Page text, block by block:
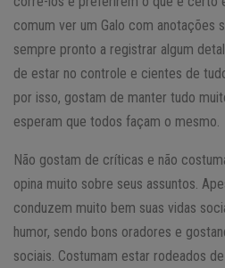
comum ver um Galo com anotações
sempre pronto a registrar algum
de estar no controle e cientes de
por isso, gostam de manter tudo
esperam que todos façam o mesmo.
Não gostam de críticas e não
opina muito sobre seus assuntos.
conduzem muito bem suas vidas
humor, sendo bons oradores e
sociais. Costumam estar rodeados